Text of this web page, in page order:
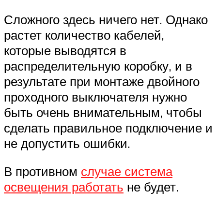
Сложного здесь ничего нет. Однако
растет количество кабелей,
которые выводятся в
распределительную коробку, и в
результате при монтаже двойного
проходного выключателя нужно
быть очень внимательным, чтобы
сделать правильное подключение и
не допустить ошибки.
В противном случае система
освещения работать не будет.